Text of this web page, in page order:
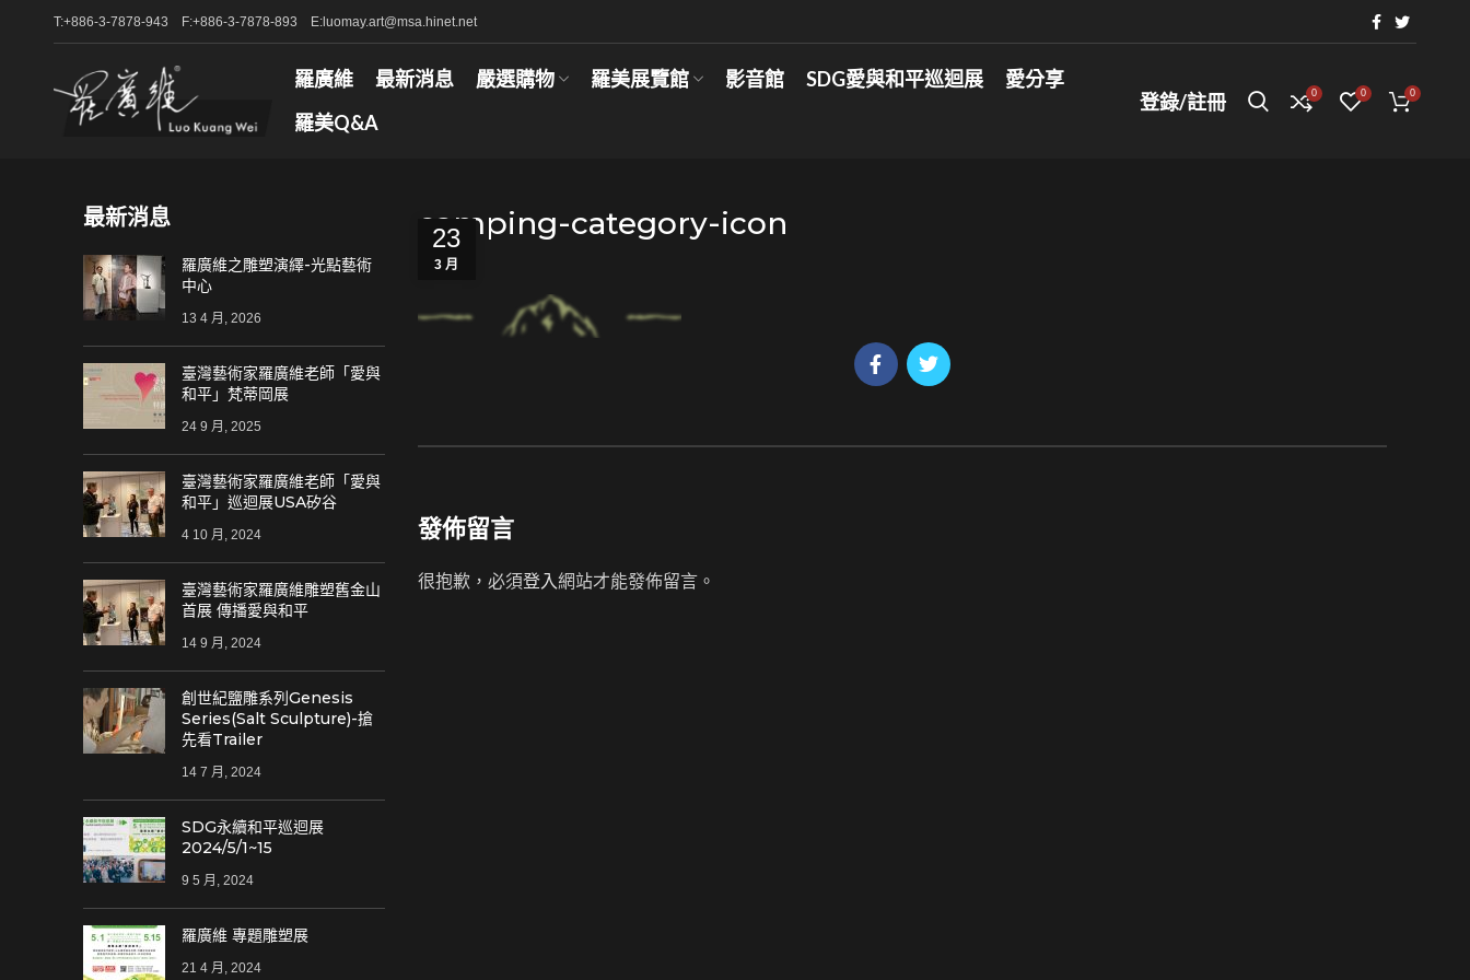
T:+886-3-7878-943 F:+886-3-7878-893 E:luomay.art@msa.hinet.net
羅廣維 最新消息 嚴選購物 羅美展覽館 影音館 SDG愛與和平巡迴展
愛分享
羅美Q&A
登錄/註冊 0 0 0
camping-category-icon
23
3 月
發佈留言
很抱歉，必須登入網站才能發佈留言。
最新消息
羅廣維之雕塑演繹-光點藝術
中心
13 4 月, 2026
臺灣藝術家羅廣維老師「愛與
和平」梵蒂岡展
24 9 月, 2025
臺灣藝術家羅廣維老師「愛與
和平」巡迴展USA矽谷
4 10 月, 2024
臺灣藝術家羅廣維雕塑舊金山
首展 傳播愛與和平
14 9 月, 2024
創世紀鹽雕系列Genesis
Series(Salt Sculpture)-搶
先看Trailer
14 7 月, 2024
SDG永續和平巡迴展
2024/5/1~15
9 5 月, 2024
羅廣維 專題雕塑展
21 4 月, 2024